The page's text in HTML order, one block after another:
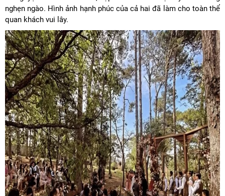
nghẹn ngào. Hình ảnh hạnh phúc của cả hai đã làm cho toàn thể
quan khách vui lây.